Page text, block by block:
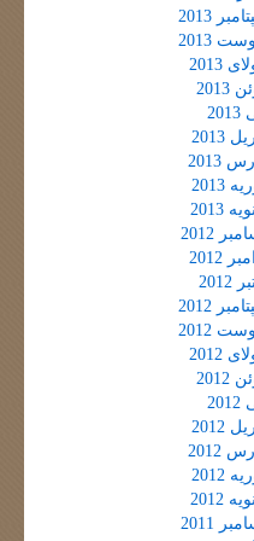
2013
2013
2013
2013
2013
2013
2013
2012
2012
2012
2012
2012
2012
2012
2012
2012
2011